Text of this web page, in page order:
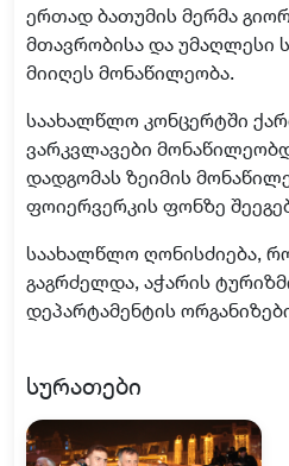
ერთად ბათუმის მერმა
მთავრობისა და უმაღლესი
მიიღეს მონაწილეობა.
საახალწლო კონცერტში
ვარკვლავები
დადგომას ზეიმის
ფოიერვერკის ფონზე
საახალწლო ღონისძიება,
გაგრძელდა, აჭარის
დეპარტამენტის
სურათები